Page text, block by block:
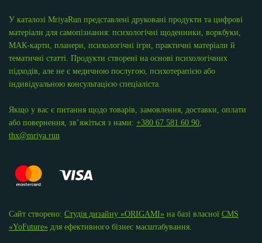
У каталозі MriyaRun представлені друковані продукти та цифрові
матеріали для самопізнання: психологічні щоденники, воркбуки,
МАК-карти, планери, психологічні ігри, практичні матеріали й
тематичні статті. Продукти створені на основі психологічних
підходів, але не є медичною послугою, психотерапією або
індивідуальною консультацією спеціаліста.
Якщо у вас є питання щодо товарів, замовлення, доставки, оплати
або повернення, зв’яжіться з нами: +380 67 581 60 90,
thx@mriya.run
Сайт створено: Студія дизайну «ОRIGAMI» на базі власної CMS
«YoFuture» для ефективного бізнес масштабування.